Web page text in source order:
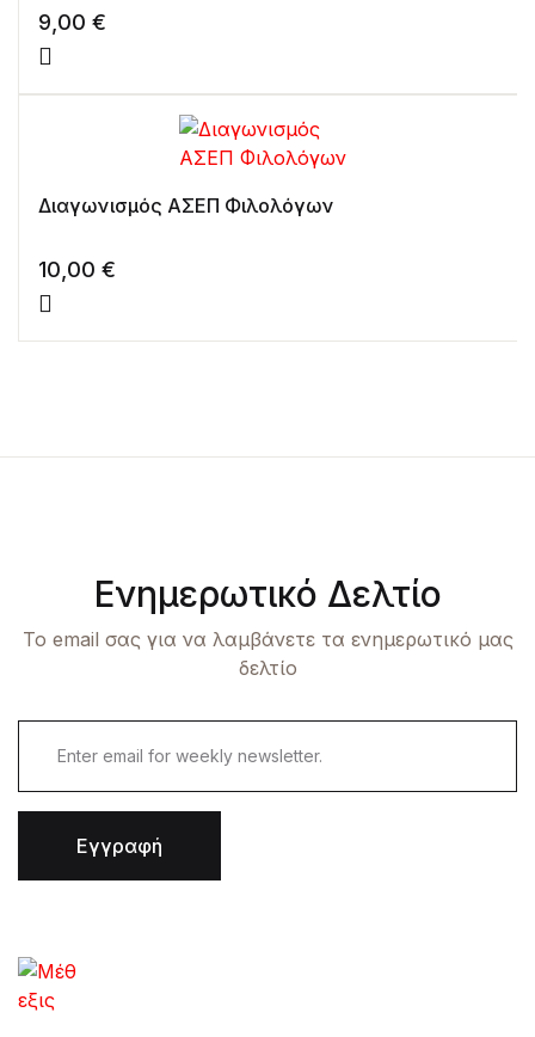
9,00 €
Διαγωνισμός ΑΣΕΠ Φιλολόγων
10,00 €
Ενημερωτικό Δελτίο
Το email σας για να λαμβάνετε τα ενημερωτικό μας
δελτίο
Εγγραφή